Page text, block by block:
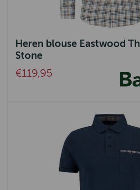
Heren blouse Eastwood
Stone
€119,95